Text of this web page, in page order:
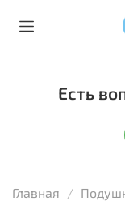
Главная
Есть